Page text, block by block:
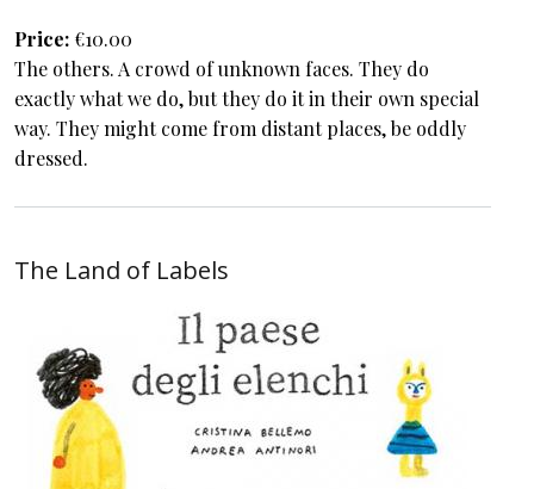
Price €10.00
The others. A crowd of unknown faces. They do
exactly what we do, but they do it in their own special
way. They might come from distant places, be oddly
dressed.
The Land of Labels